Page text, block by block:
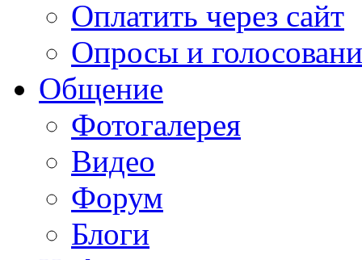
Оплатить через сайт
Опросы и
Общение
Фотогалерея
Видео
Форум
Блоги